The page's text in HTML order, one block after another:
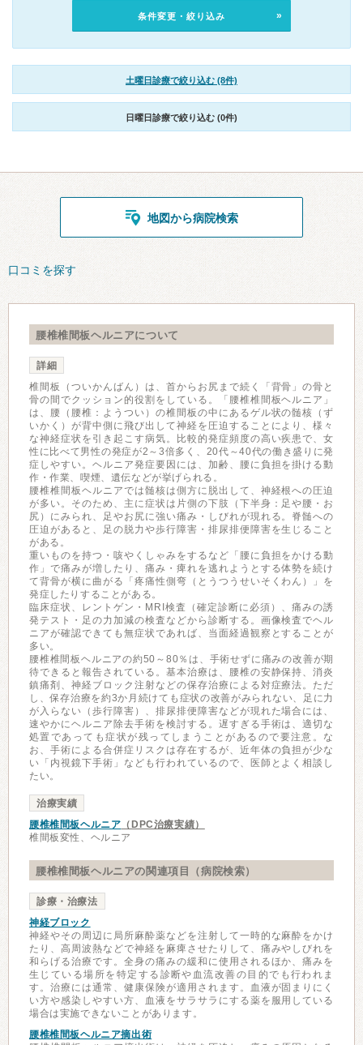
条件変更・絞り込み
土曜日診療で絞り込む (8件)
日曜日診療で絞り込む (0件)
地図から病院検索
口コミを探す
腰椎椎間板ヘルニアについて
詳細
椎間板（ついかんばん）は、首からお尻まで続く「背骨」の骨と
骨の間でクッション的役割をしている。「腰椎椎間板ヘルニア」
は、腰（腰椎：ようつい）の椎間板の中にあるゲル状の髄核（ず
いかく）が背中側に飛び出して神経を圧迫することにより、様々
な神経症状を引き起こす病気。比較的発症頻度の高い疾患で、女
性に比べて男性の発症が2～3倍多く、20代～40代の働き盛りに発
症しやすい。ヘルニア発症要因には、加齢、腰に負担を掛ける動
作・作業、喫煙、遺伝などが挙げられる。
腰椎椎間板ヘルニアでは髄核は側方に脱出して、神経根への圧迫
が多い。そのため、主に症状は片側の下肢（下半身：足や腰・お
尻）にみられ、足やお尻に強い痛み・しびれが現れる。脊髄への
圧迫があると、足の脱力や歩行障害・排尿排便障害を生じること
がある。
重いものを持つ・咳やくしゃみをするなど「腰に負担をかける動
作」で痛みが増したり、痛み・痺れを逃れようとする体勢を続け
て背骨が横に曲がる「疼痛性側弯（とうつうせいそくわん）」を
発症したりすることがある。
臨床症状、レントゲン・MRI検査（確定診断に必須）、痛みの誘
発テスト・足の力加減の検査などから診断する。画像検査でヘル
ニアが確認できても無症状であれば、当面経過観察とすることが
多い。
腰椎椎間板ヘルニアの約50～80％は、手術せずに痛みの改善が期
待できると報告されている。基本治療は、腰椎の安静保持、消炎
鎮痛剤、神経ブロック注射などの保存治療による対症療法。ただ
し、保存治療を約3か月続けても症状の改善がみられない、足に力
が入らない（歩行障害）、排尿排便障害などが現れた場合には、
速やかにヘルニア除去手術を検討する。遅すぎる手術は、適切な
処置であっても症状が残ってしまうことがあるので要注意。な
お、手術による合併症リスクは存在するが、近年体の負担が少な
い「内視鏡下手術」なども行われているので、医師とよく相談し
たい。
治療実績
腰椎椎間板ヘルニア （DPC治療実績）
椎間板変性、ヘルニア
腰椎椎間板ヘルニアの関連項目（病院検索）
診療・治療法
神経ブロック
神経やその周辺に局所麻酔薬などを注射して一時的な麻酔をかけ
たり、高周波熱などで神経を麻痺させたりして、痛みやしびれを
和らげる治療です。全身の痛みの緩和に使用されるほか、痛みを
生じている場所を特定する診断や血流改善の目的でも行われま
す。治療には通常、健康保険が適用されます。血液が固まりにく
い方や感染しやすい方、血液をサラサラにする薬を服用している
場合は実施できないことがあります。
腰椎椎間板ヘルニア摘出術